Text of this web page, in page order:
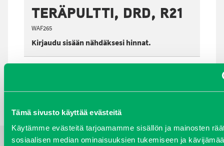
Tämä sivusto käyttää evästeitä
Käytämme evästeitä tarjoamamme sisällön ja mainosten
sosiaalisen median ominaisuuksien tukemiseen ja
TERÄPULTTI, DRD, R21
WAF265
Kirjaudu sisään nähdäksesi hinnat.